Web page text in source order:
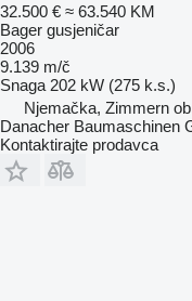
32.500 € ≈ 63.540 KM
Bager gusjeničar
2006
9.139 m/č
Snaga 202 kW (275 k.s.)
Njemačka, Zimmern
Danacher Baumaschinen
Kontaktirajte prodavca